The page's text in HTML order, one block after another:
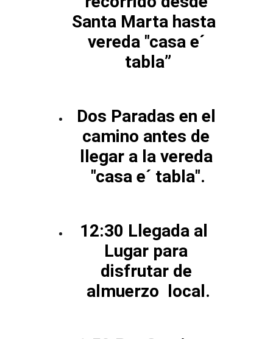
Santa Marta hasta
vereda "casa e´
tabla”
Dos Paradas en el
camino antes de
llegar a la vereda
"casa e´ tabla".
12:30 Llegada al
Lugar para
disfrutar de
almuerzo  local.